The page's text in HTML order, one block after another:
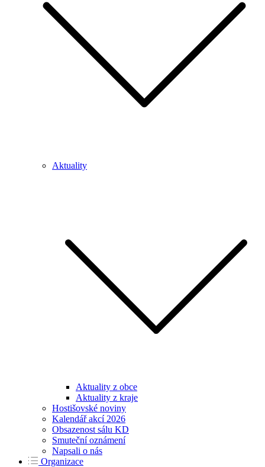
Aktuality
Aktuality z obce
Aktuality z kraje
Hostišovské noviny
Kalendář akcí 2026
Obsazenost sálu KD
Smuteční oznámení
Napsali o nás
Organizace